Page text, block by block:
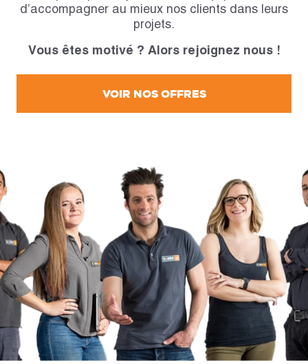
d’accompagner au mieux nos clients dans leurs
projets.
Vous êtes motivé ? Alors rejoignez nous !
VOIR NOS OFFRES